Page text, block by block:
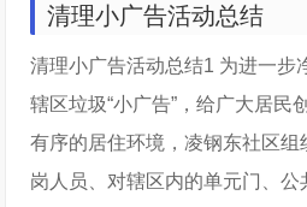
清理小广告活动总结
清理小广告活动总结1 为进一步
辖区垃圾“小广告”，给广大居民
有序的居住环境，凌钢东社区组
岗人员、对辖区内的单元门、